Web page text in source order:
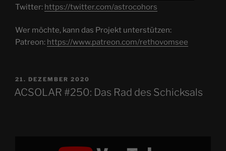
Twitter: https://twitter.com/astrocohors
Wer möchte, kann das Projekt unterstützen:
Patreon: https://www.patreon.com/rethovomsee
VERÖFFENTLICHT
AM
21. DEZEMBER 2020
ACSOLAR #250: Das Rad des Schicksals